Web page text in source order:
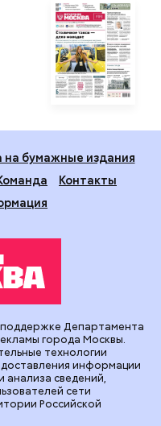
ТВ
бумажные издания
Контакты